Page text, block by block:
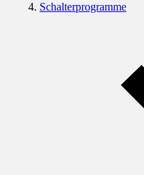
Schalterprogramme